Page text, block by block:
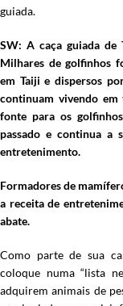
guiada.
SW: A caça guiada de
Milhares de golfinhos
em Taiji e dispersos
continuam vivendo
fonte para os
passado e continua a
entretenimento.
Formadores de
a receita de
abate.
Como parte de sua
coloque numa “lista
adquirem animais de